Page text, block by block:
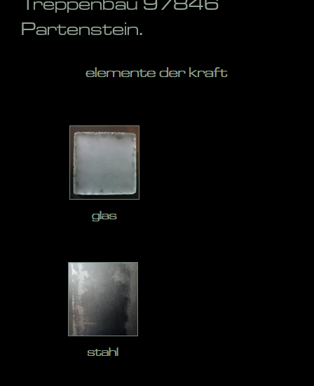
Treppenbau 97846
Partenstein.